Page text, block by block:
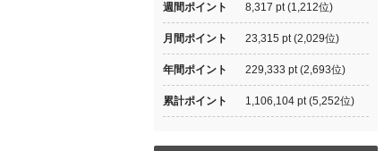
週間ポイント 8,317 pt (1,212位)
月間ポイント 23,315 pt (2,029位)
年間ポイント 229,333 pt (2,693位)
累計ポイント 1,106,104 pt (5,252位)